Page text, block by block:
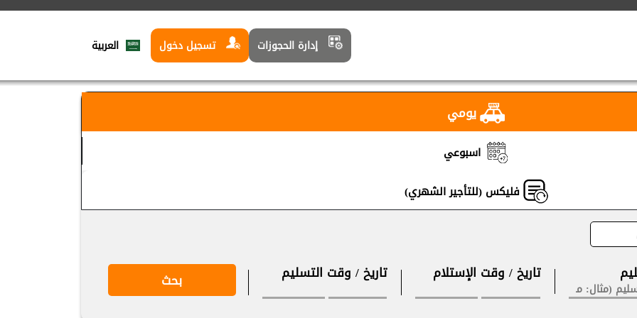
إدارة الحجوزات تسجيل دخول العربية‏
يومي
اسبوعي
فليكس (للتأجير الشهري)
تاريخ / وقت الإستلام تاريخ / وقت التسليم